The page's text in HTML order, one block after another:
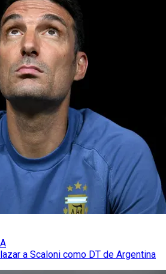
a Scaloni como DT de Argentina